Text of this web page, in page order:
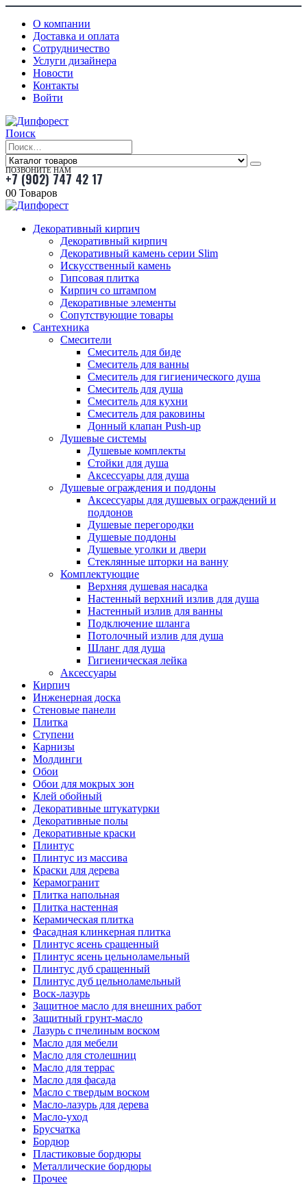
О компании
Доставка и оплата
Сотрудничество
Услуги дизайнера
Новости
Контакты
Войти
Поиск
ПОЗВОНИТЕ НАМ
+7 (902) 747 42 17
00 Товаров
Декоративный кирпич
Декоративный кирпич
Декоративный камень серии Slim
Искусственный камень
Гипсовая плитка
Кирпич со штампом
Декоративные элементы
Сопутствующие товары
Сантехника
Смесители
Смеситель для биде
Смеситель для ванны
Смеситель для гигиенического душа
Смеситель для душа
Смеситель для кухни
Смеситель для раковины
Донный клапан Push-up
Душевые системы
Душевые комплекты
Стойки для душа
Аксессуары для душа
Душевые ограждения и поддоны
Аксессуары для душевых ограждений и
поддонов
Душевые перегородки
Душевые поддоны
Душевые уголки и двери
Стеклянные шторки на ванну
Комплектующие
Верхняя душевая насадка
Настенный верхний излив для душа
Настенный излив для ванны
Подключение шланга
Потолочный излив для душа
Шланг для душа
Гигиеническая лейка
Аксессуары
Кирпич
Инженерная доска
Стеновые панели
Плитка
Ступени
Карнизы
Молдинги
Обои
Обои для мокрых зон
Клей обойный
Декоративные штукатурки
Декоративные полы
Декоративные краски
Плинтус
Плинтус из массива
Краски для дерева
Керамогранит
Плитка напольная
Плитка настенная
Керамическая плитка
Фасадная клинкерная плитка
Плинтус ясень сращенный
Плинтус ясень цельноламельный
Плинтус дуб сращенный
Плинтус дуб цельноламельный
Воск-лазурь
Защитное масло для внешних работ
Защитный грунт-масло
Лазурь с пчелиным воском
Масло для мебели
Масло для столешниц
Масло для террас
Масло для фасада
Масло с твердым воском
Масло-лазурь для дерева
Масло-уход
Брусчатка
Бордюр
Пластиковые бордюры
Металлические бордюры
Прочее